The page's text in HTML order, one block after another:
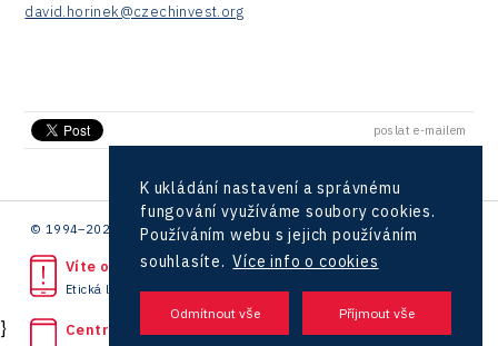
david.horinek@czechinvest.org
poslat e-mailem
© 1994–2026 CzechInvest | .
Víte o protiprávním jednání?
Etická linka
Centrála
K ukládání nastavení a správnému
fungování využíváme soubory cookies.
Používáním webu s jejich používáním
souhlasíte. Více info o cookies
}